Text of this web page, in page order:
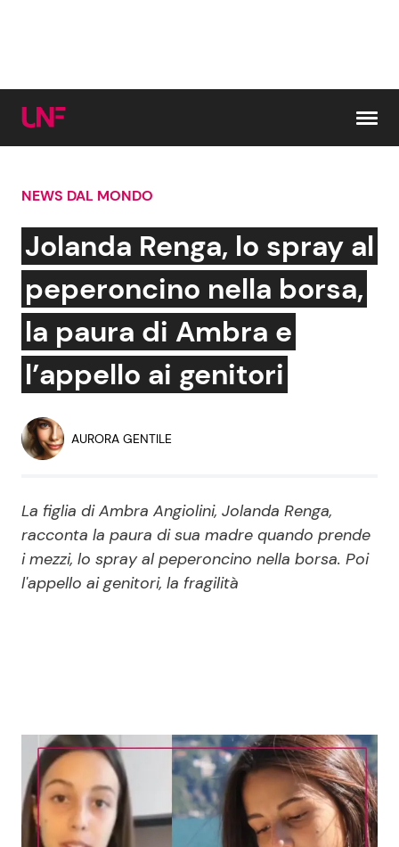
Cerca:
News e Cronaca
Attualità Italiana
Dal Mondo
Economia
Persone Scomparse
Politica
Gossip e TV
Bellezze VIP
Coppie VIP
Reality e Talent
Soap Opera
News Spettacolo
Benessere Cucina e Ricette
NEWS DAL MONDO
Jolanda Renga, lo spray al
peperoncino nella borsa,
la paura di Ambra e
l’appello ai genitori
AURORA GENTILE
La figlia di Ambra Angiolini, Jolanda Renga,
racconta la paura di sua madre quando prende
i mezzi, lo spray al peperoncino nella borsa. Poi
l'appello ai genitori, la fragilità